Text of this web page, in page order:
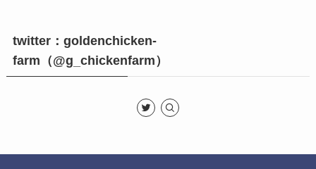
twitter：goldenchicken-
farm（@g_chickenfarm）